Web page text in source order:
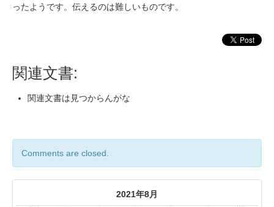
ったようです。伝えるのは難しいものです。
関連文書:
関連文書は見つからんがな
Comments are closed.
2021年8月